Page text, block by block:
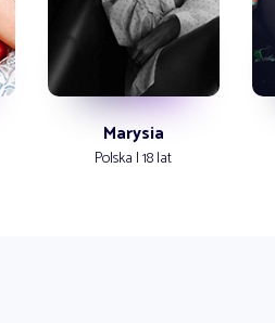
Marysia
Polska | 18 lat